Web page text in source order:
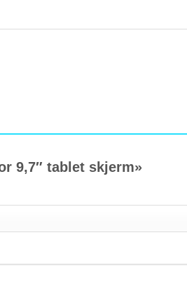
9,7″ tablet skjerm»